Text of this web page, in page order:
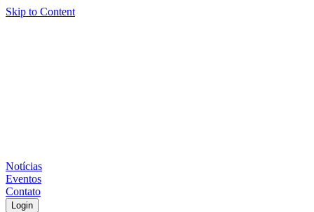
Skip to Content
Notícias
Eventos
Contato
Login